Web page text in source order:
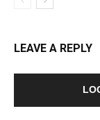
LEAVE A REPLY